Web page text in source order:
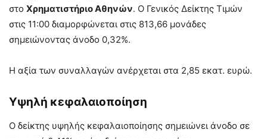
στο Χρηματιστήριο Αθηνών. O Γενικός Δείκτης Τιμών
στις 11:00 διαμορφώνεται στις 813,66 μονάδες
σημειώνοντας άνοδο 0,32%.
Η αξία των συναλλαγών ανέρχεται στα 2,85 εκατ. ευρώ.
Υψηλή κεφαλαιοποίηση
Ο δείκτης υψηλής κεφαλαιοποίησης σημειώνει άνοδο σε